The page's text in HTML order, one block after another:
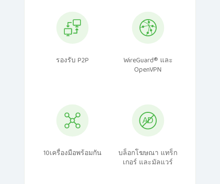
รองรับ P2P WireGuard® และ
OpenVPN
10เครื่องมือพร้อมกัน บล็อกโฆษณา แทร็ก
เกอร์ และมัลแวร์